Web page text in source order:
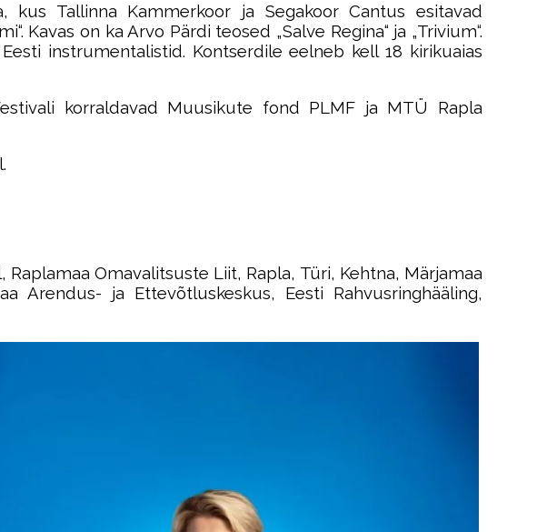
kus Tallinna Kammerkoor ja Segakoor Cantus esitavad
on ka Arvo Pärdi teosed „Salve Regina“ ja „Trivium“.
instrumentalistid. Kontserdile eelneb kell 18 kirikuaias
korraldavad Muusikute fond PLMF ja MTÜ Rapla
Omavalitsuste Liit, Rapla, Türi, Kehtna, Märjamaa
Arendus- ja Ettevõtluskeskus, Eesti Rahvusringhääling,